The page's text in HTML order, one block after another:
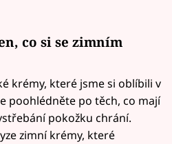
co si se zimním
krémy, které jsme si oblíbili v
poohlédněte po těch, co mají
pokožku chrání.
zimní krémy, které